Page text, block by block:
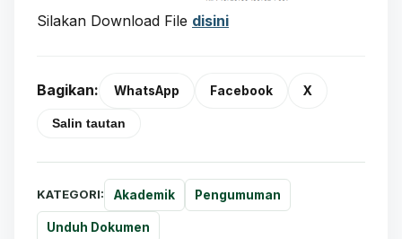
Silakan Download File disini
Bagikan: WhatsApp Facebook X
Salin tautan
KATEGORI: Akademik Pengumuman
Unduh Dokumen